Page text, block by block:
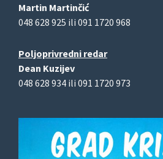
Martin Martinčić
048 628 925 ili 091 1720 968
Poljoprivredni redar
Dean Kuzijev
048 628 934 ili 091 1720 973